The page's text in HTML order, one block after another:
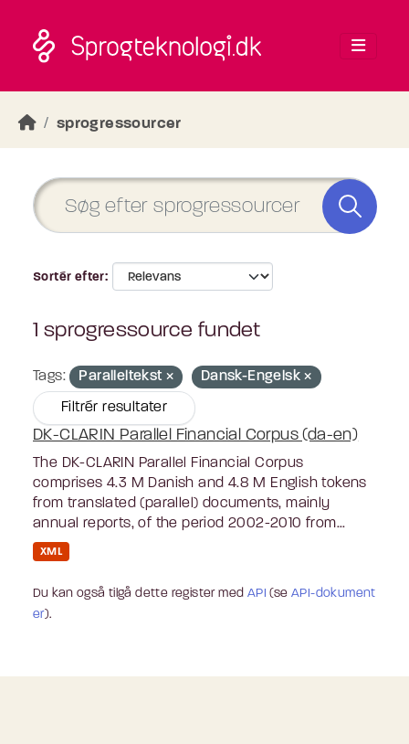
sprogressourcer
Sortér efter
1 sprogressource fundet
Tags: Paralleltekst Dansk-Engelsk
Filtrér resultater
DK-CLARIN Parallel Financial Corpus (da-en)
The DK-CLARIN Parallel Financial Corpus
comprises 4.3 M Danish and 4.8 M English tokens
from translated (parallel) documents, mainly
annual reports, of the period 2002-2010 from...
XML
Du kan også tilgå dette register med API (seAPI-dokument
er).